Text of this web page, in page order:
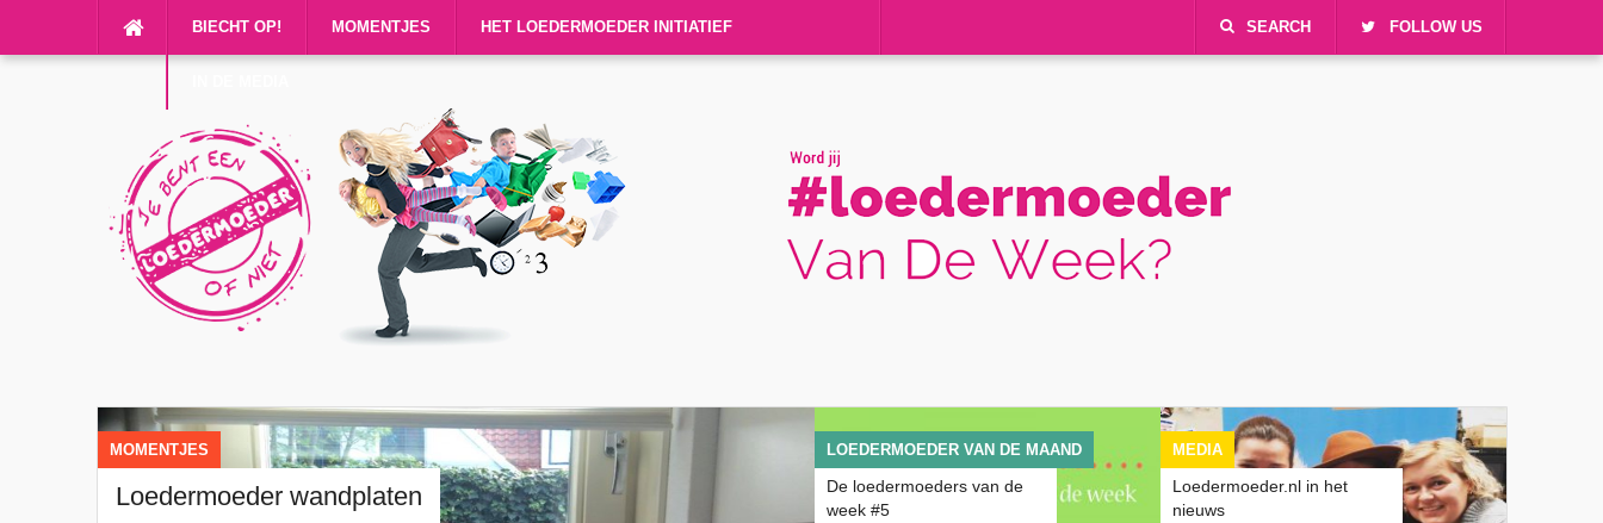
BIECHT OP! MOMENTJES HET LOEDERMOEDER INITIATIEF SEARCH FOLLOW US
MOMENTJES
Loedermoeder wandplaten
LOEDERMOEDER VAN DE MAAND
De loedermoeders van de
week #5
MEDIA
Loedermoeder.nl in het
nieuws